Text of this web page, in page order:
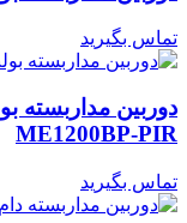
تماس بگیرید
ME1200BP-PIR
تماس بگیرید